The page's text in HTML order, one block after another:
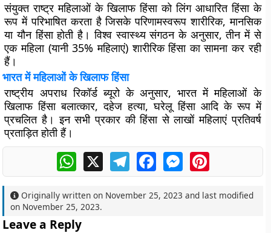
संयुक्त राष्ट्र महिलाओं के खिलाफ हिंसा को लिंग आधारित हिंसा के
रूप में परिभाषित करता है जिसके परिणामस्वरूप शारीरिक, मानसिक
या यौन हिंसा होती है। विश्व स्वास्थ्य संगठन के अनुसार, तीन में से
एक महिला (यानी 35% महिलाएं) शारीरिक हिंसा का सामना कर रही
हैं।
भारत में महिलाओं के खिलाफ हिंसा
राष्ट्रीय अपराध रिकॉर्ड ब्यूरो के अनुसार, भारत में महिलाओं के
खिलाफ हिंसा बलात्कार, दहेज हत्या, घरेलू हिंसा आदि के रूप में
प्रचलित है। इन सभी प्रकार की हिंसा से लाखों महिलाएं प्रतिवर्ष
प्रताड़ित होती हैं।
WhatsApp
X TelegramFacebookMessengerPinterest
Originally written on November 25, 2023 and last modified
on November 25, 2023.
Leave a Reply